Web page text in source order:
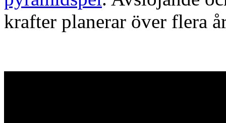
krafter planerar över flera